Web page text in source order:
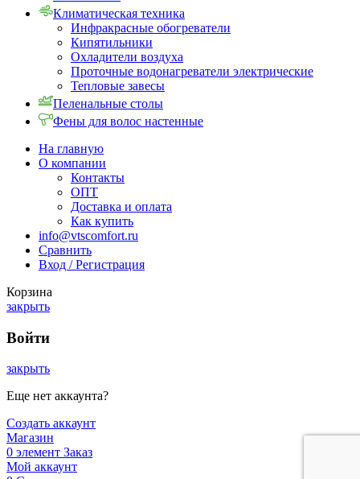
Климатическая техника
Инфракрасные обогреватели
Кипятильники
Охладители воздуха
Проточные водонагреватели электрические
Тепловые завесы
Пеленальные столы
Фены для волос настенные
На главную
О компании
Контакты
ОПТ
Доставка и оплата
Как купить
info@vtscomfort.ru
Сравнить
Вход / Регистрация
Корзина
закрыть
Войти
закрыть
Еще нет аккаунта?
Создать аккаунт
Магазин
0 элемент Заказ
Мой аккаунт